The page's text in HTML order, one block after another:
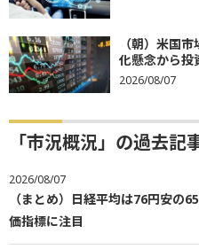
（朝）米国
化懸念から投
2026/08/07
「市況概況」の過去記
2026/08/07
（まとめ）日経平均は76円安
価指標に注目